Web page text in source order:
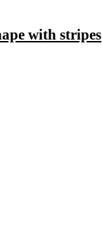
with stripes